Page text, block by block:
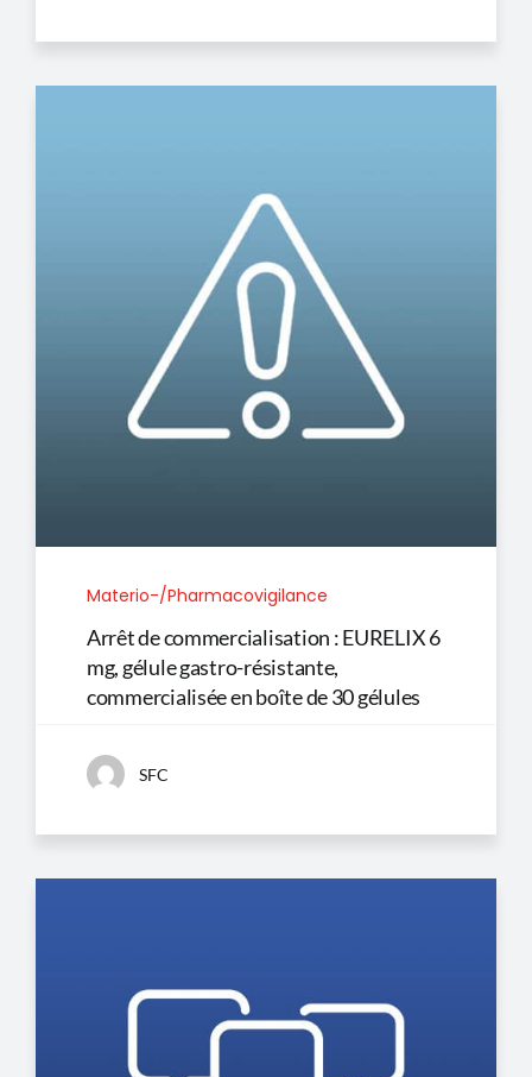
Materio-/Pharmacovigilance
Arrêt de commercialisation : EURELIX 6
mg, gélule gastro-résistante,
commercialisée en boîte de 30 gélules
SFC